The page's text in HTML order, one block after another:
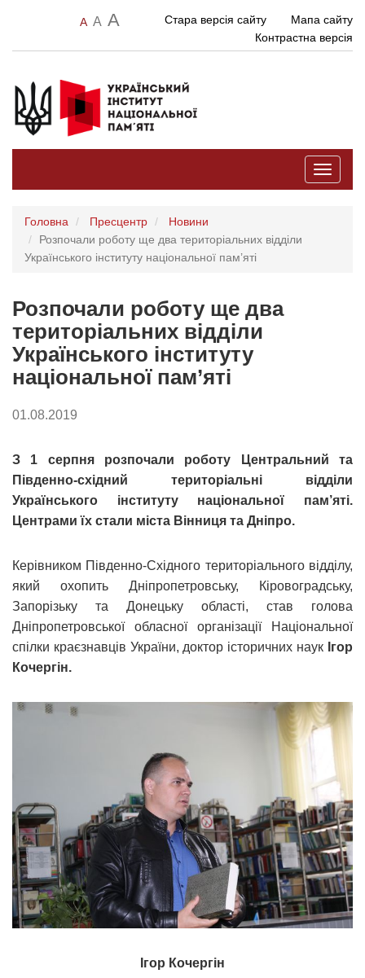
A A A Стара версія сайту
Мапа сайту
Контрастна версія
Toggle
Головна Пресцентр
Новини
Розпочали роботу ще два територіальних відділи
Українського інституту національної пам’яті
Розпочали роботу ще два
територіальних відділи
Українського інституту
національної пам’яті
01.08.2019
З 1 серпня розпочали роботу Центральний та
Південно-східний територіальні відділи
Українського інституту національної пам’яті.
Центрами їх стали міста Вінниця та Дніпро.
Керівником Південно-Східного територіального відділу,
який охопить Дніпропетровську, Кіровоградську,
Запорізьку та Донецьку області, став голова
Дніпропетровської обласної організації Національної
спілки краєзнавців України, доктор історичних наук Ігор
Кочергін.
Ігор Кочергін